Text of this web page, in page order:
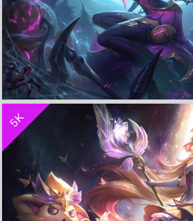
万圣节 魅惑女巫 伊莉斯《lol英雄联
5K